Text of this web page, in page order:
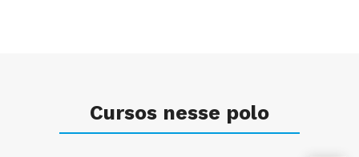
Cursos nesse polo